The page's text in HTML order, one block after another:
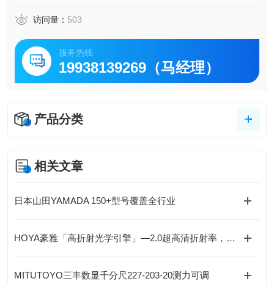
访问量： 503
服务热线
19938139269（马经理）
产品分类
相关文章
日本山田YAMADA 150+型号覆盖全行业
HOYA豪雅「高折射光学引擎」—2.0超高清折射率，重新定义成像极限！
MITUTOYO三丰数显千分尺227-203-20测力可调